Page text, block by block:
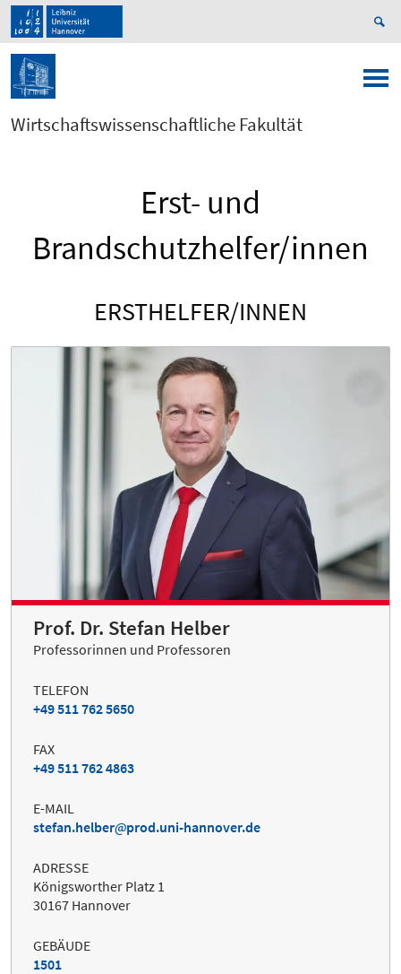
Wirtschaftswissenschaftliche Fakultät
Erst- und
Brandschutzhelfer/innen
ERSTHELFER/INNEN
Prof. Dr. Stefan Helber
Professorinnen und Professoren
TELEFON
+49 511 762 5650
FAX
+49 511 762 4863
E-MAIL
stefan.helber
prod.uni-hannover.de
ADRESSE
Königsworther Platz 1
30167 Hannover
GEBÄUDE
1501